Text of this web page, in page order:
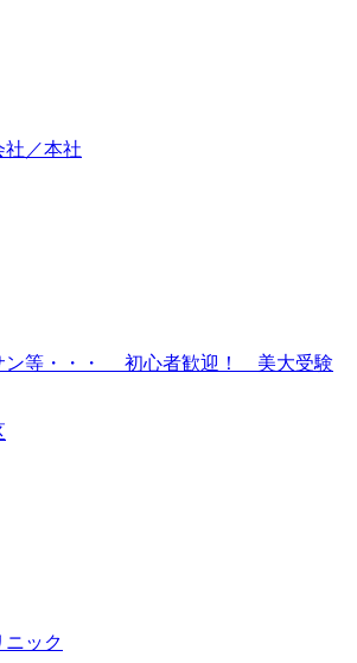
社／本社
ン等・・・ 初心者歓迎！ 美大受験
ニック